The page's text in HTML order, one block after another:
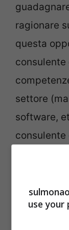
ragionare
questa
consulente
settore
software,
consulente
Puoi fare
app per
use